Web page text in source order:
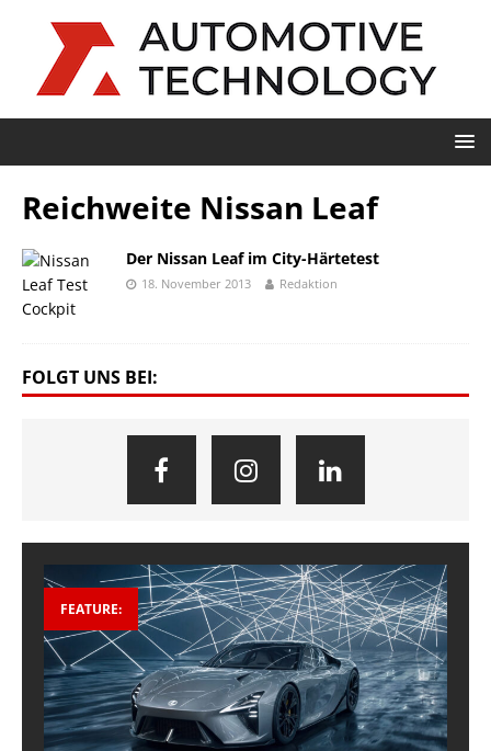
Reichweite Nissan Leaf
Der Nissan Leaf im City-Härtetest
18. November 2013 Redaktion
FOLGT UNS BEI:
FEATURE: